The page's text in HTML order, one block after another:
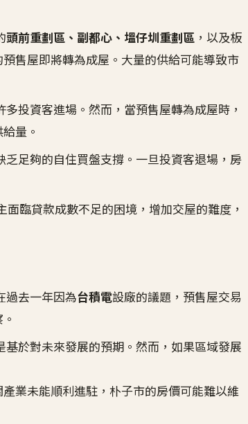
頭前重劃區、副都心、塭仔圳重劃區 ，以及板
預售屋即將轉為成屋 。大量的供給可能導致市
投資客進場。然而，當預售屋轉為成屋時，
給量 。
足夠的自住買盤支撐。一旦投資客退場，房
臨貸款成數不足的困境，增加交屋的難度，
過去一年因為台積電設廠的議題，預售屋交易
基於對未來發展的預期。然而，如果區域發展
業未能順利進駐，朴子市的房價可能難以維